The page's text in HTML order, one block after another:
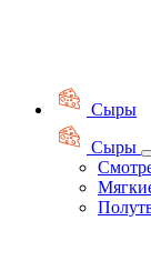
Сыры
Сыры